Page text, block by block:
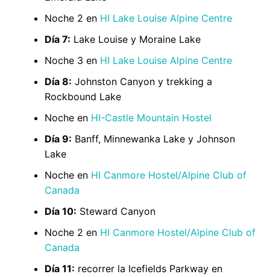
Noche 2 en HI Lake Louise Alpine Centre
Día 7: Lake Louise y Moraine Lake
Noche 3 en HI Lake Louise Alpine Centre
Día 8: Johnston Canyon y trekking a
Rockbound Lake
Noche en HI-Castle Mountain Hostel
Día 9: Banff, Minnewanka Lake y Johnson
Lake
Noche en HI Canmore Hostel/Alpine Club of
Canada
Día 10: Steward Canyon
Noche 2 en HI Canmore Hostel/Alpine Club of
Canada
Día 11: recorrer la Icefields Parkway en